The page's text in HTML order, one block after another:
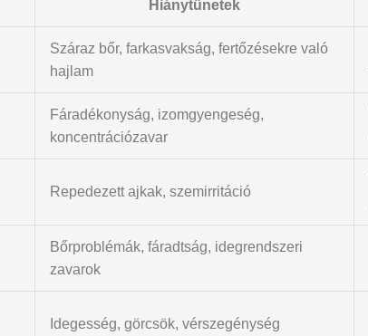
Hiánytünetek
Száraz bőr, farkasvakság, fertőzésekre való
hajlam
Fáradékonyság, izomgyengeség,
koncentrációzavar
Repedezett ajkak, szemirritáció
Bőrproblémák, fáradtság, idegrendszeri
zavarok
Idegesség, görcsök, vérszegénység